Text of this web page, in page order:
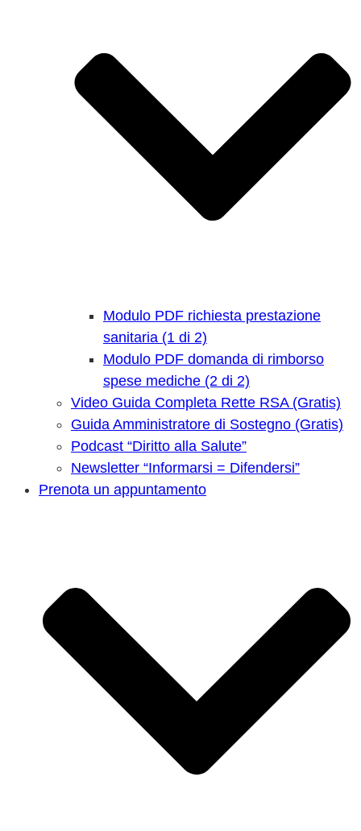
Modulo PDF richiesta prestazione
sanitaria (1 di 2)
Modulo PDF domanda di rimborso
spese mediche (2 di 2)
Video Guida Completa Rette RSA (Gratis)
Guida Amministratore di Sostegno (Gratis)
Podcast “Diritto alla Salute”
Newsletter “Informarsi = Difendersi”
Prenota un appuntamento